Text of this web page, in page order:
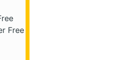
Free